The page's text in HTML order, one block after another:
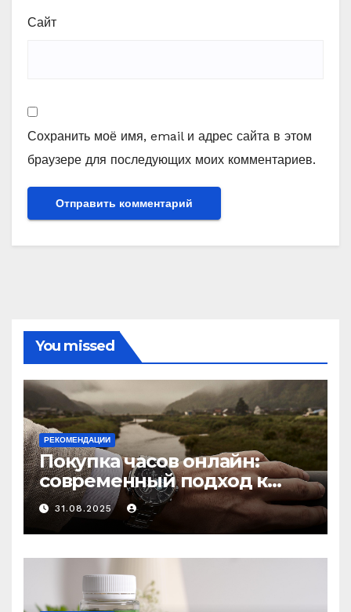
Сайт
Сохранить моё имя, email и адрес сайта в этом
браузере для последующих моих комментариев.
You missed
РЕКОМЕНДАЦИИ
Покупка часов онлайн:
современный подход к
выбору аксессуаров
31.08.2025